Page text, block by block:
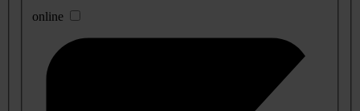
online